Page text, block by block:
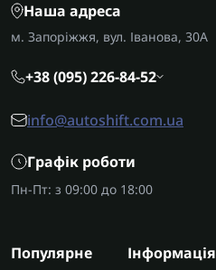
Наша адреса
м. Запоріжжя, вул. Іванова, 30А
+38 (095) 226-84-52
info@autoshift.com.ua
Графік роботи
Пн-Пт: з 09:00 до 18:00
Популярне Інформація